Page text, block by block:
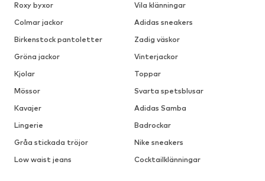
Roxy byxor
Vila klänningar
Colmar jackor
Adidas sneakers
Birkenstock pantoletter
Zadig väskor
Gröna jackor
Vinterjackor
Kjolar
Toppar
Mössor
Svarta spetsblusar
Kavajer
Adidas Samba
Lingerie
Badrockar
Gråa stickada tröjor
Nike sneakers
Low waist jeans
Cocktailklänningar